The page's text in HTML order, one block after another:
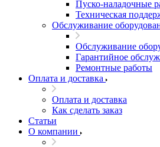
Пуско-наладочные
Техническая
Обслуживание
Обслуживание
Гарантийное
Ремонтные работы
Оплата и доставка
Оплата и доставка
Как сделать заказ
Статьи
О компании